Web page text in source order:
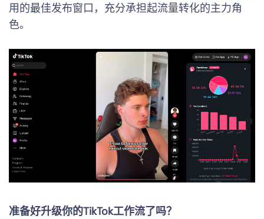
用的最佳发布窗口，充分承担起流量转化的主力角
色。
准备好升级你的TikTok工作流了吗？